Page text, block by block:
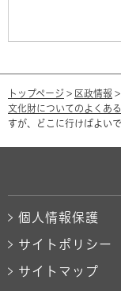
トップページ > 区政情報 >
文化財についてのよくあ
すが、どこに行けばよい
個人情報保護
サイトポリシー
サイトマップ